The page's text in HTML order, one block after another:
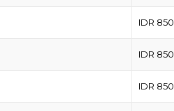
IDR
IDR
IDR